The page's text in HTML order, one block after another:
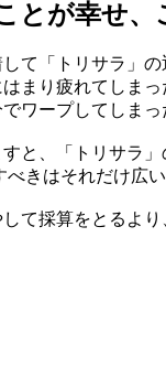
とが幸せ、
て「トリサラ」
まり疲れてしま
ワープしてしまっ
と、「トリサラ
きはそれだけ広
て採算をとるよ